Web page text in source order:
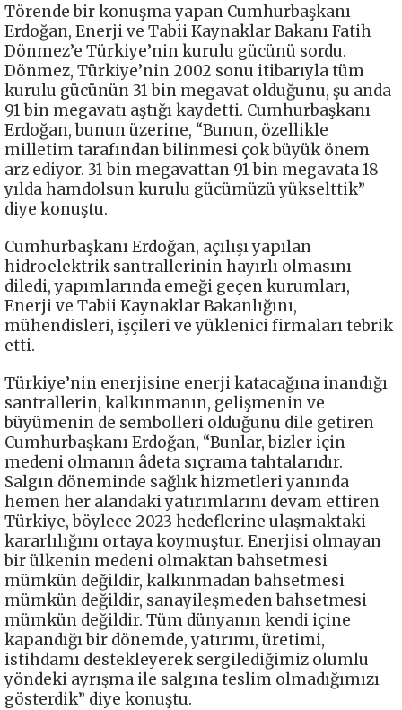
Törende bir konuşma yapan Cumhurbaşkanı
Erdoğan, Enerji ve Tabii Kaynaklar Bakanı Fatih
Dönmez’e Türkiye’nin kurulu gücünü sordu.
Dönmez, Türkiye’nin 2002 sonu itibarıyla tüm
kurulu gücünün 31 bin megavat olduğunu, şu anda
91 bin megavatı aştığı kaydetti. Cumhurbaşkanı
Erdoğan, bunun üzerine, “Bunun, özellikle
milletim tarafından bilinmesi çok büyük önem
arz ediyor. 31 bin megavattan 91 bin megavata 18
yılda hamdolsun kurulu gücümüzü yükselttik”
diye konuştu.
Cumhurbaşkanı Erdoğan, açılışı yapılan
hidroelektrik santrallerinin hayırlı olmasını
diledi, yapımlarında emeği geçen kurumları,
Enerji ve Tabii Kaynaklar Bakanlığını,
mühendisleri, işçileri ve yüklenici firmaları tebrik
etti.
Türkiye’nin enerjisine enerji katacağına inandığı
santrallerin, kalkınmanın, gelişmenin ve
büyümenin de sembolleri olduğunu dile getiren
Cumhurbaşkanı Erdoğan, “Bunlar, bizler için
medeni olmanın âdeta sıçrama tahtalarıdır.
Salgın döneminde sağlık hizmetleri yanında
hemen her alandaki yatırımlarını devam ettiren
Türkiye, böylece 2023 hedeflerine ulaşmaktaki
kararlılığını ortaya koymuştur. Enerjisi olmayan
bir ülkenin medeni olmaktan bahsetmesi
mümkün değildir, kalkınmadan bahsetmesi
mümkün değildir, sanayileşmeden bahsetmesi
mümkün değildir. Tüm dünyanın kendi içine
kapandığı bir dönemde, yatırımı, üretimi,
istihdamı destekleyerek sergilediğimiz olumlu
yöndeki ayrışma ile salgına teslim olmadığımızı
gösterdik” diye konuştu.